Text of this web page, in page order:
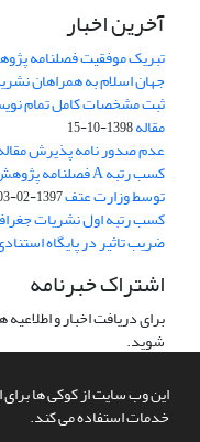
این وب سایت از کوکی ها برای
خدمات استفاده می کند.
آخرین اخبار
تبریک موفقیت فصلنامه
جهان اسلام به همراهان
ثبت مشخصات کامل تمام
مقاله1398-10-15
عدم صدور نامه پذیرش
توسط وزارت عتف1397-02-03
کسب رتبه اول نشریات
ضریب تاثیر در پایگاه
اشتراک خبرنامه
برای دریافت اخبار و
شوید.